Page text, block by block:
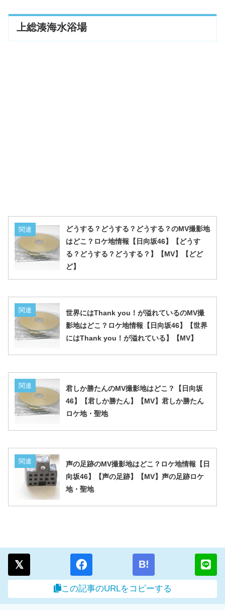
上総湊海水浴場
関連
どうする？どうする？どうする？のMV撮影地
はどこ？ロケ地情報【日向坂46】【どうす
る？どうする？どうする？】【MV】【どど
ど】
関連
世界にはThank you！が溢れているのMV撮
影地はどこ？ロケ地情報【日向坂46】【世界
にはThank you！が溢れている】【MV】
関連
君しか勝たんのMV撮影地はどこ？【日向坂
46】【君しか勝たん】【MV】君しか勝たん
ロケ地・聖地
関連
声の足跡のMV撮影地はどこ？ロケ地情報【日
向坂46】【声の足跡】【MV】声の足跡ロケ
地・聖地
B!
この記事のURLをコピーする